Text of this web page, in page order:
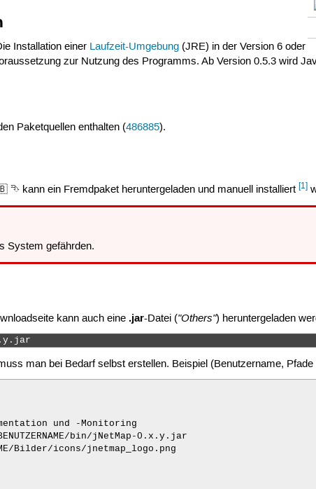
Installation einer Laufzeit-Umgebung (JRE) in der Version 6 oder
zur Nutzung des Programms. Ab Version 0.5.3 wird
Paketquellen enthalten (486885).
kann ein Fremdpaket heruntergeladen und manuell installiert[1]
System gefährden.
kann auch eine .jar-Datei ("Others") heruntergeladen
man bei Bedarf selbst erstellen. Beispiel (Benutzername,
und -Monitoring
bin/jNetMap-0.x.y.jar
Bilder/icons/jnetmap_logo.png